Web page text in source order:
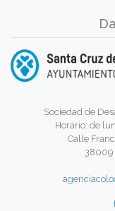
Sociedad de
Horario: de
Calle
38009